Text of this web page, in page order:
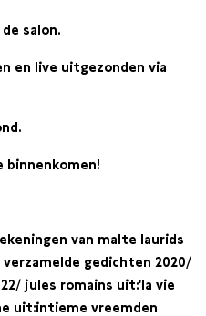
de salon.
en live uitgezonden via
binnenkomen!
van malte laurids
gedichten 2020/
jules romains uit:’la vie
uit:intieme vreemden